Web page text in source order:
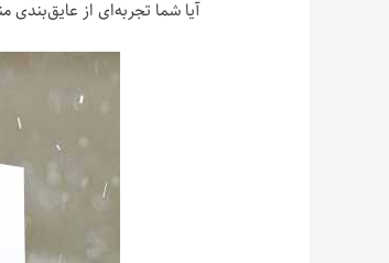
آیا شما تجربه‌ای از عایق‌بندی